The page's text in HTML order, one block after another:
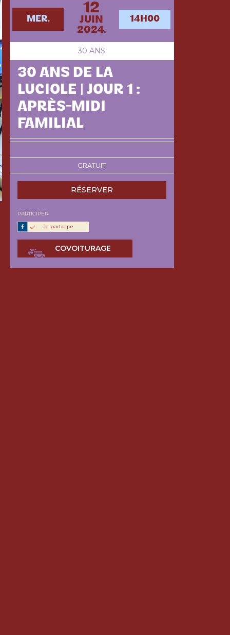
MER.
12
JUIN
2024.
14H00
30 ANS
30 ANS DE LA
LUCIOLE | JOUR 1 :
APRÈS-MIDI
FAMILIAL
GRATUIT
RÉSERVER
PARTICIPER
Je participe
COVOITURAGE